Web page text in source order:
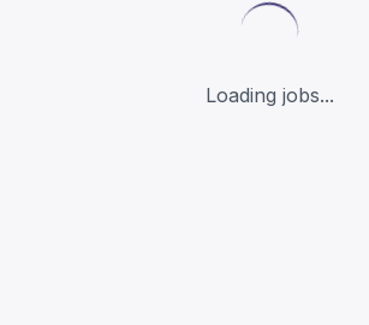
Loading jobs...